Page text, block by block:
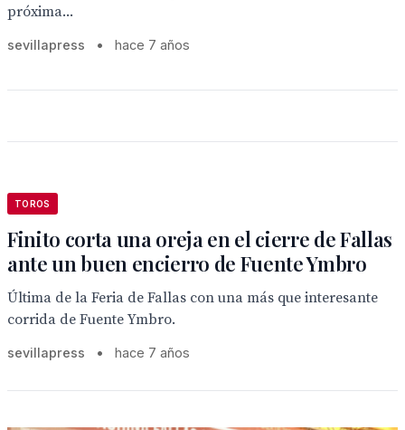
próxima...
sevillapress • hace 7 años
TOROS
Finito corta una oreja en el cierre de Fallas
ante un buen encierro de Fuente Ymbro
Última de la Feria de Fallas con una más que interesante
corrida de Fuente Ymbro.
sevillapress • hace 7 años